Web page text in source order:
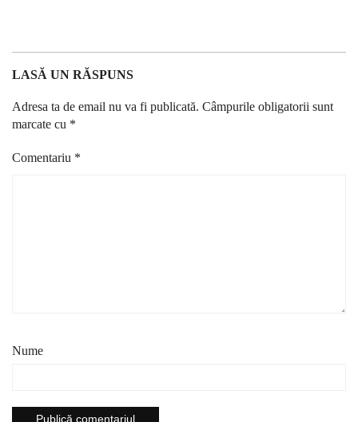
LASĂ UN RĂSPUNS
Adresa ta de email nu va fi publicată. Câmpurile obligatorii sunt
marcate cu *
Comentariu *
Nume